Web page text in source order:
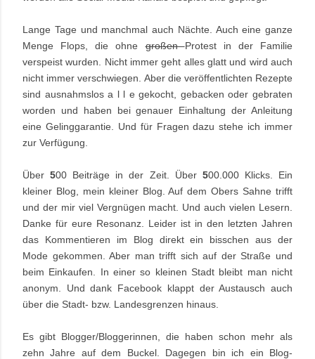
Lange Tage und manchmal auch Nächte. Auch eine ganze
Menge Flops, die ohnegroßenProtest in der Familie
verspeist wurden. Nicht immer geht alles glatt und wird auch
nicht immer verschwiegen. Aber die veröffentlichten Rezepte
sind ausnahmslos a l l e gekocht, gebacken oder gebraten
worden und haben bei genauer Einhaltung der Anleitung
eine Gelinggarantie. Und für Fragen dazu stehe ich immer
zur Verfügung.
Über500 Beiträge in der Zeit. Über 500.000 Klicks. Ein
kleiner Blog, mein kleiner Blog. Auf dem Obers Sahne trifft
und der mir viel Vergnügen macht. Und auch vielen Lesern.
Danke für eure Resonanz. Leider ist in den letzten Jahren
das Kommentieren im Blog direkt ein bisschen aus der
Mode gekommen. Aber man trifft sich auf der Straße und
beim Einkaufen. In einer so kleinen Stadt bleibt man nicht
anonym. Und dank Facebook klappt der Austausch auch
über die Stadt- bzw. Landesgrenzen hinaus.
Es gibt Blogger/Bloggerinnen, die haben schon mehr als
zehn Jahre auf dem Buckel. Dagegen bin ich ein Blog-